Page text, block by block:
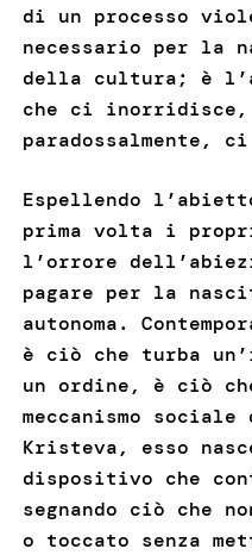
di un processo
necessario per la
della cultura; è
che ci inorridisce,
paradossalmente,
Espellendo
prima volta i
l’orrore
pagare per la
autonoma.
è ciò che turba
un ordine, è ciò
meccanismo
Kristeva, esso
dispositivo che
segnando ciò che
o toccato senza